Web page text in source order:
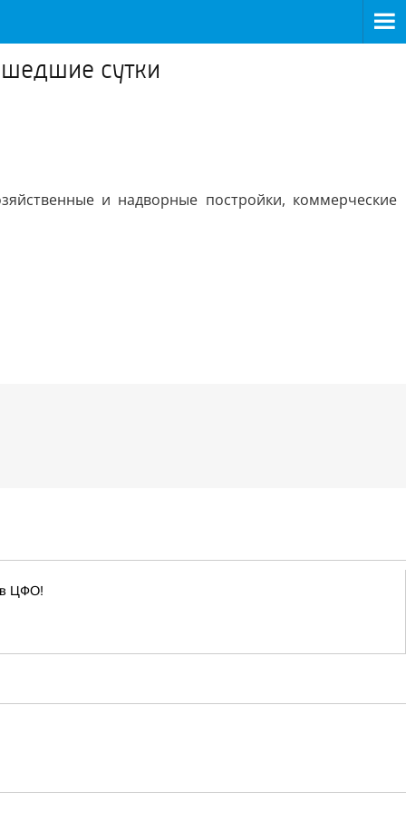
сутки
и надворные постройки, коммерческие
в ЦФО!